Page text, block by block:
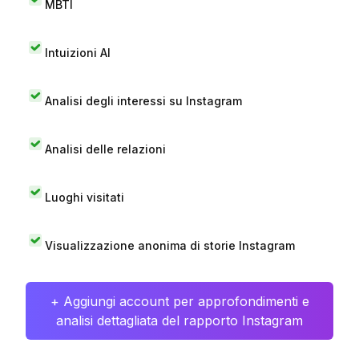
MBTI
Intuizioni AI
Analisi degli interessi su Instagram
Analisi delle relazioni
Luoghi visitati
Visualizzazione anonima di storie Instagram
+ Aggiungi account per approfondimenti e
analisi dettagliata del rapporto Instagram